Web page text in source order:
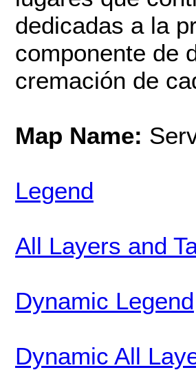
dedicadas a la
componente de
cremación de
Map Name:
Legend
All Layers and
Dynamic Legend
Dynamic All